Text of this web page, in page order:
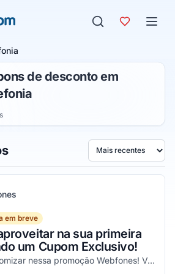
de desconto em
Ordenar por
em breve
na sua primeira
um Cupom Exclusivo!
Aproveite para economizar nessa promoção Webfones! Válido em compras de valor acima de R$750!